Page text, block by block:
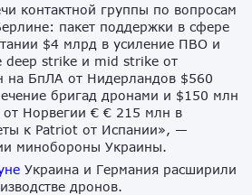
контактной группы по вопросам
пакет поддержки в сфере
$4 млрд в усиление ПВО и
deep strike и mid strike от
на БпЛА от Нидерландов $560
бригад дронами и $150 млн
от Норвегии € € 215 млн в
к Patriot от Испании», —
минобороны Украины.
Украина и Германия расширили
дронов.